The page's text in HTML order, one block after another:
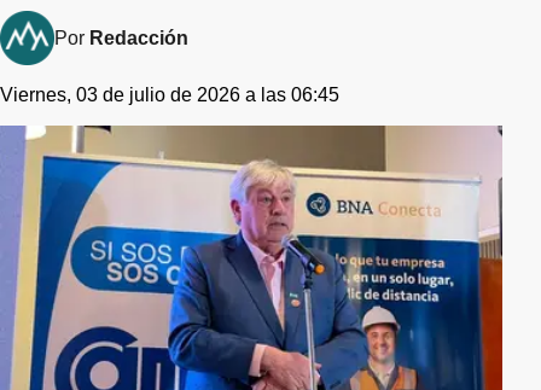
Por Redacción
Viernes, 03 de julio de 2026 a las 06:45